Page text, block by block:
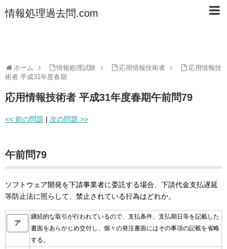
情報処理過去問.com
ホーム 情報処理試験 応用情報技術者
応用情報技
術者 平成31年度春期
応用情報技術者 平成31年度春期午前問79
<< 前の問題 | 次の問題 >>
午前問79
ソフトウェア開発を下請事業者に委託する場合、下請代金支払遅延
等防止法に照らして、禁止されている行為はどれか。
ア
継続的な取引が行われているので、支払条件、支払期日等を記載した
書面をあらかじめ交付し、個々の発注書面にはその事項の記載を省略
する。